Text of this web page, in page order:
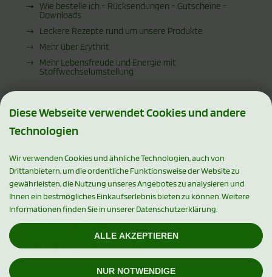
Wie bestelle ich - Rücksendungen - Gutscheine -
Downloads
Leckere Rezepte rund um unsere Produkte
Mehr über Erythrit
Mehr Lebensfreude und Energie mit
Stoffwechselumstellung
ZAHLUNGSMETHODEN
SOCIAL MEDIA
Diese Webseite verwendet Cookies und andere
Technologien
Wir verwenden Cookies und ähnliche Technologien, auch von
Drittanbietern, um die ordentliche Funktionsweise der Website zu
gewährleisten, die Nutzung unseres Angebotes zu analysieren und
Ihnen ein bestmögliches Einkaufserlebnis bieten zu können. Weitere
Informationen finden Sie in unserer Datenschutzerklärung.
ALLE AKZEPTIEREN
NUR NOTWENDIGE